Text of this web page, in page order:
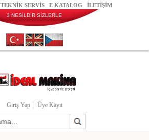
TEKNİK SERVİS E KATALOG İLETİŞİM
3 NESİLDİR SİZLERLE
Giriş Yap Üye Kayıt